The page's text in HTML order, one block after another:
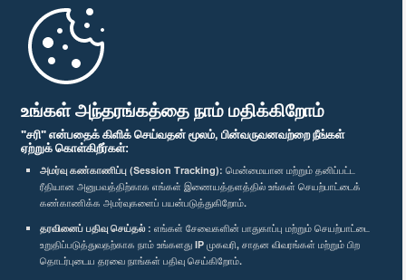
உங்கள் அந்தரங்கத்தை நாம் மதிக்கிறோம்
"சரி" என்பதைக் கிளிக் செய்வதன் மூலம், பின்வருவனவற்றை நீங்கள்
ஏற்றுக் கொள்கிறீர்கள்:
அமர்வு கண்காணிப்பு (Session Tracking): மென்மையான மற்றும் தனிப்பட்ட
ரீதியான அனுபவத்திற்காக எங்கள் இணையத்தளத்தில் உங்கள் செயற்பாட்டைக்
கண்காணிக்க அமர்வுகளைப் பயன்படுத்துகிறோம்.
தரவினைப் பதிவு செய்தல் : எங்கள் சேவைகளின் பாதுகாப்பு மற்றும் செயற்பாட்டை
உறுதிப்படுத்துவதற்காக நாம் உங்களது IP முகவரி, சாதன விவரங்கள் மற்றும் பிற
தொடர்புடைய தரவை நாங்கள் பதிவு செய்கிறோம்.
முதற்பக்கம்
பாராளுமன்ற கையடக்க செயலி
எம்மை பின்தொடர்க :
விருதுகள்